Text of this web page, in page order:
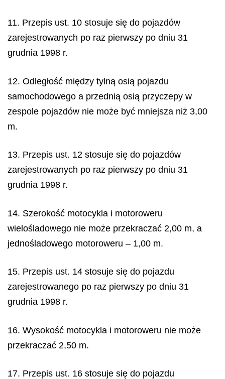
11. Przepis ust. 10 stosuje się do pojazdów
zarejestrowanych po raz pierwszy po dniu 31
grudnia 1998 r.
12. Odległość między tylną osią pojazdu
samochodowego a przednią osią przyczepy w
zespole pojazdów nie może być mniejsza niż 3,00
m.
13. Przepis ust. 12 stosuje się do pojazdów
zarejestrowanych po raz pierwszy po dniu 31
grudnia 1998 r.
14. Szerokość motocykla i motoroweru
wielośladowego nie może przekraczać 2,00 m, a
jednośladowego motoroweru – 1,00 m.
15. Przepis ust. 14 stosuje się do pojazdu
zarejestrowanego po raz pierwszy po dniu 31
grudnia 1998 r.
16. Wysokość motocykla i motoroweru nie może
przekraczać 2,50 m.
17. Przepis ust. 16 stosuje się do pojazdu